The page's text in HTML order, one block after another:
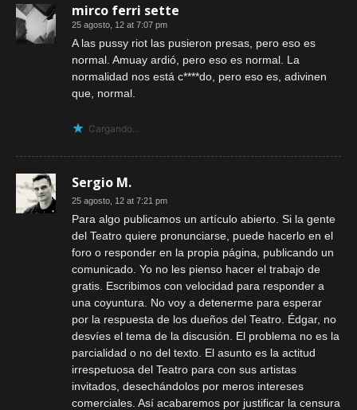
mirco ferri sette
25 agosto, 12 at 7:07 pm
A las pussy riot las pusieron presas, pero eso es
normal. Amuay ardió, pero eso es normal. La
normalidad nos está c****do, pero eso es, adivinen
que, normal.
Cargando...
Sergio M.
25 agosto, 12 at 7:21 pm
Para algo publicamos un artículo abierto. Si la gente
del Teatro quiere pronunciarse, puede hacerlo en el
foro o responder en la propia página, publicando un
comunicado. Yo no les pienso hacer el trabajo de
gratis. Escribimos con velocidad para responder a
una coyuntura. No voy a detenerme para esperar
por la respuesta de los dueños del Teatro. Édgar, no
desvíes el tema de la discusión. El problema no es la
parcialidad o no del texto. El asunto es la actitud
irrespetuosa del Teatro para con sus artistas
invitados, desechándolos por meros intereses
comerciales. Así acabaremos por justificar la censura